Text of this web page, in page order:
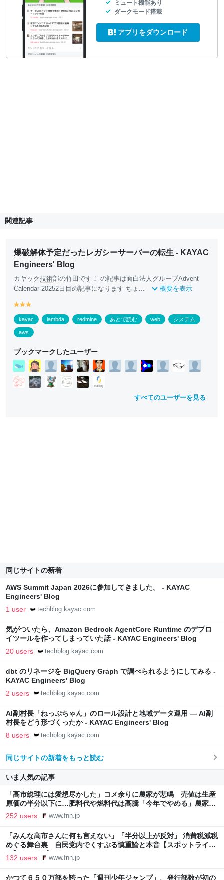
ミュート機能あり
ダークモード搭載
アプリをダウンロード
関連記事
爆破解体予定だったレガシーサーバーの転生 - KAYAC
Engineers' Blog
カヤック技術部の竹田です この記事は面白法人グループAdvent
Calendar 20252日目の記事になります ちょ...
概要を表示
y
e
ll
o
y
e
ll
o
e
ll
o
kayac lambda redmine あとで読む web システム
aws
ブックマークしたユーザー
すべてのユーザーを見る
同じサイトの新着
AWS Summit Japan 2026に参加してきました。 - KAYAC
Engineers' Blog
1 user techblog.kayac.com
気がついたら、Amazon Bedrock AgentCore Runtime のデプロ
イツールを作ってしまっていた話 - KAYAC Engineers' Blog
20 users techblog.kayac.com
dbt のリネージを BigQuery Graph で調べられるようにしてみる -
KAYAC Engineers' Blog
2 users techblog.kayac.com
AI副村長「ねっぷちゃん」のロール設計と地域データ運用 — AI副
村長をどう形づくったか - KAYAC Engineers' Blog
8 users techblog.kayac.com
同じサイトの新着をもっと読む
いま人気の記事
「高市総理には愛想尽かした」コメ余りに農家が悲鳴 売値は生産
原価の半分以下に…肥料代や燃料代は高騰「今年でやめる」農家も
｜FNNプライムオンライン
252 users www.fnn.jp
「みんな高市さんに何も言えない」「半分以上が反対」 消費税減税
めぐる舞台裏 自民党内でくすぶる慎重論と本音【スポットライ
ト】｜FNNプライムオンライン
132 users www.fnn.jp
かつて６５０万部を誇った「週刊少年ジャンプ」、発行部数が初の